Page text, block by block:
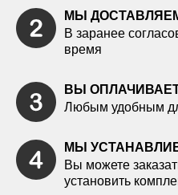
МЫ
В заранее
время
ВЫ
Любым удобным
МЫ
Вы можете
установить